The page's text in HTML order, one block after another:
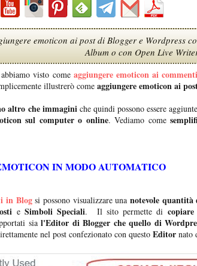
emoticon ai post di Blogger e Wordpress
Album o con Open Live
visto come aggiungere emoticon ai
illustrerò come aggiungere emoticon ai
altro che immaginiche quindi possono essere
sul computer o online. Vediamo come
IN MODO AUTOMATICO
in Blogsi possono visualizzare unanotevole quantità
eSimboli Speciali. Il sito permette di
sial'Editor di Blogger che quello di
nel post confezionato con questo Editor nato